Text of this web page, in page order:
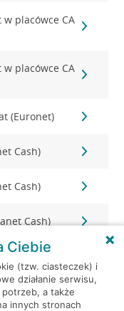
w placówce CA
w placówce CA
(Euronet)
Cash)
Cash)
Cash)
(Planet Cash)
(Euronet)
Ciebie
(tzw. ciasteczek) i
działanie serwisu,
a także
innych stronach